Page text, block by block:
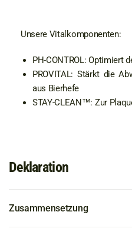
Unsere Vitalkomponenten:
PH-CONTROL: Optimiert
PROVITAL: Stärkt die
aus Bierhefe
STAY-CLEAN™: Zur
Deklaration
Zusammensetzung